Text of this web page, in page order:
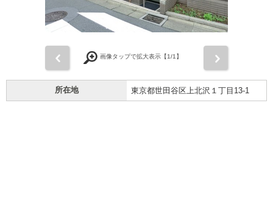
画像タップで拡大表示【1/1】
所在地 東京都世田谷区上北沢１丁目13-1